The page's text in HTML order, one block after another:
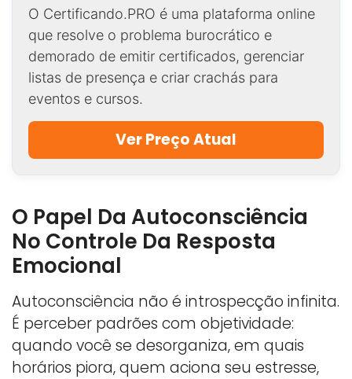
O Certificando.PRO é uma plataforma online
que resolve o problema burocrático e
demorado de emitir certificados, gerenciar
listas de presença e criar crachás para
eventos e cursos.
Ver Preço Atual
O Papel Da Autoconsciência
No Controle Da Resposta
Emocional
Autoconsciência não é introspecção infinita.
É perceber padrões com objetividade:
quando você se desorganiza, em quais
horários piora, quem aciona seu estresse,